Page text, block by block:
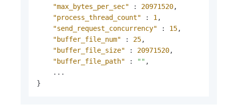
"max_bytes_per_sec"
: 20971520,
"process_thread_count"
: 1 ,
"send_request_concurrency"
: 15,
"buffer_file_num"
: 25,
"buffer_file_size"
: 20971520,
"buffer_file_path"
: "" ,
}